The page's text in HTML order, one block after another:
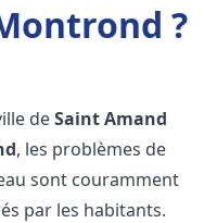
?
deSaint Amand
, les problèmes de
sont couramment
par les habitants.